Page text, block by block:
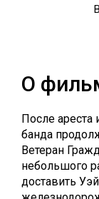
О
После ареста
банда
Ветеран
небольшого
доставить